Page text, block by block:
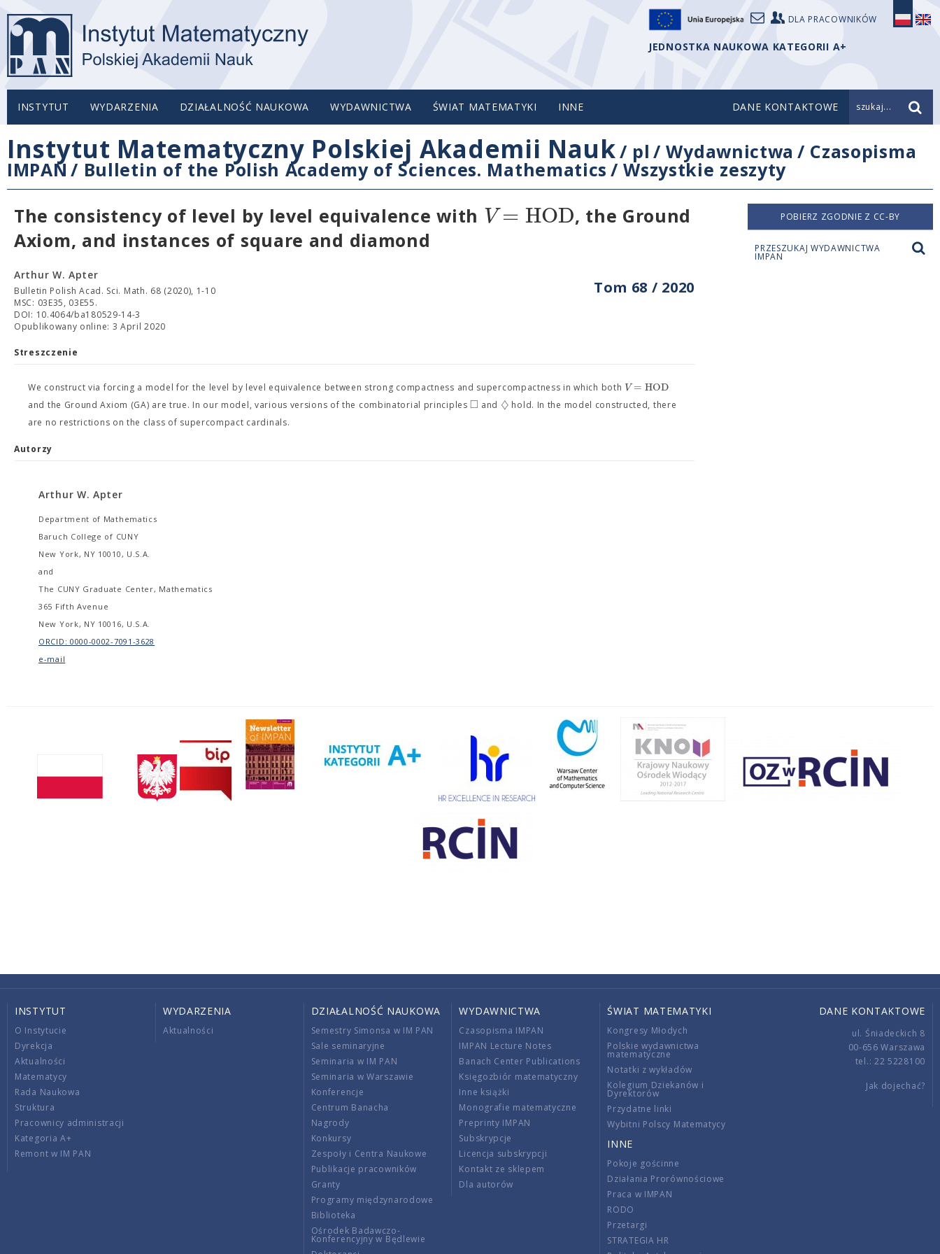
DLA PRACOWNIKÓW
JEDNOSTKA NAUKOWA KATEGORII A+
INSTYTUT WYDARZENIA DZIAŁALNOŚĆ NAUKOWA WYDAWNICTWA ŚWIAT MATEMATYKI INNE DANE KONTAKTOWE szukaj...
Instytut Matematyczny Polskiej Akademii Nauk/ pl /Wydawnictwa / Czasopisma
IMPAN / Bulletin of the Polish Academy of Sciences. Mathematics /Wszystkie zeszyty
The consistency of level by level equivalence with V =HOD, the Ground
Axiom, and instances of square and diamond
Tom 68 / 2020
Arthur W. Apter
Bulletin Polish Acad. Sci. Math. 68 (2020), 1-10
MSC: 03E35, 03E55.
DOI: 10.4064/ba180529-14-3
Opublikowany online: 3 April 2020
Streszczenie
We construct via forcing a model for the level by level equivalence between strong compactness and supercompactness in which both V = HOD
and the Ground Axiom (GA) are true. In our model, various versions of the combinatorial principles □ and ♢ hold. In the model constructed, there
are no restrictions on the class of supercompact cardinals.
Autorzy
Arthur W. Apter
Department of Mathematics
Baruch College of CUNY
New York, NY 10010, U.S.A.
and
The CUNY Graduate Center, Mathematics
365 Fifth Avenue
New York, NY 10016, U.S.A.
ORCID: 0000-0002-7091-3628
e-mail
POBIERZ ZGODNIE Z CC-BY
PRZESZUKAJ WYDAWNICTWA
IMPAN
INSTYTUT
O Instytucie
Dyrekcja
Aktualności
Matematycy
Rada Naukowa
Struktura
Pracownicy administracji
Kategoria A+
Remont w IM PAN
WYDARZENIA
Aktualności
DZIAŁALNOŚĆ NAUKOWA
Semestry Simonsa w IM PAN
Sale seminaryjne
Seminaria w IM PAN
Seminaria w Warszawie
Konferencje
Centrum Banacha
Nagrody
Konkursy
Zespoły i Centra Naukowe
Publikacje pracowników
Granty
Programy międzynarodowe
Biblioteka
Ośrodek Badawczo-
Konferencyjny w Będlewie
WYDAWNICTWA
Czasopisma IMPAN
IMPAN Lecture Notes
Banach Center Publications
Księgozbiór matematyczny
Inne książki
Monografie matematyczne
Preprinty IMPAN
Subskrypcje
Licencja subskrypcji
Kontakt ze sklepem
Dla autorów
ŚWIAT MATEMATYKI
Kongresy Młodych
Polskie wydawnictwa
matematyczne
Notatki z wykładów
Kolegium Dziekanów i
Dyrektorów
Przydatne linki
Wybitni Polscy Matematycy
INNE
Pokoje gościnne
Działania Prorównościowe
Praca w IMPAN
RODO
Przetargi
STRATEGIA HR
DANE KONTAKTOWE
ul. Śniadeckich 8
00-656 Warszawa
tel.: 22 5228100
Jak dojechać?